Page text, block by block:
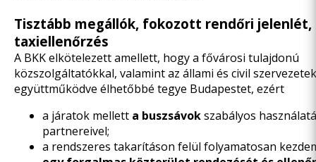
Tisztább megállók, fokozott rendőri jelenlét,
taxiellenőrzés
A BKK elkötelezett amellett, hogy a fővárosi tulajdonú
közszolgáltatókkal, valamint az állami és civil
együttműködve élhetőbbé tegye Budapestet, ezért
a járatok mellett a buszsávokszabályos
partnereivel;
a rendszeres takarításon felül folyamatosan